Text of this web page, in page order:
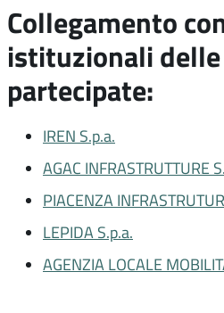
Collegamento
istituzionali
partecipate:
IREN S.p.a.
AGAC INFRASTRUTTURE
PIACENZA
LEPIDA S.p.a.
AGENZIA LOCALE